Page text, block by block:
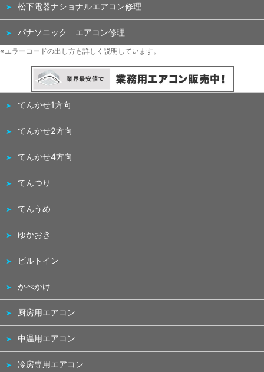
松下電器ナショナルエアコン修理
パナソニック エアコン修理
※エラーコードの出し方も詳しく説明しています。
てんかせ1方向
てんかせ2方向
てんかせ4方向
てんつり
てんうめ
ゆかおき
ビルトイン
かべかけ
厨房用エアコン
中温用エアコン
冷房専用エアコン